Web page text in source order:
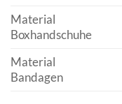
Material
Boxhandschuhe
Material
Bandagen